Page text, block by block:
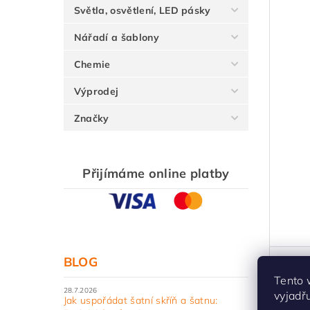
Světla, osvětlení, LED pásky
Nářadí a šablony
Chemie
Výprodej
Značky
Přijímáme online platby
BLOG
28.7.2026
Jak uspořádat šatní skříň a šatnu:
Tento